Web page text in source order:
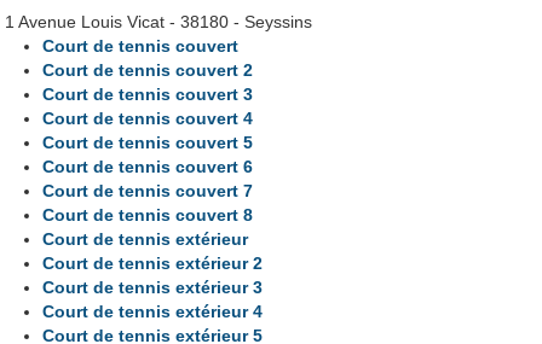
1 Avenue Louis Vicat - 38180 - Seyssins
Court de tennis couvert
Court de tennis couvert 2
Court de tennis couvert 3
Court de tennis couvert 4
Court de tennis couvert 5
Court de tennis couvert 6
Court de tennis couvert 7
Court de tennis couvert 8
Court de tennis extérieur
Court de tennis extérieur 2
Court de tennis extérieur 3
Court de tennis extérieur 4
Court de tennis extérieur 5